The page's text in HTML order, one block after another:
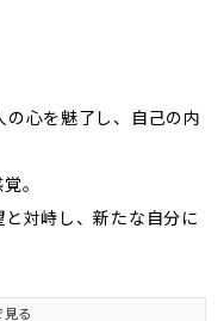
の心を魅了し、自己の内
。
対峙し、新たな自分に
見る